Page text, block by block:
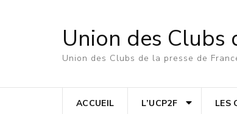
Entrée)
Union des Clubs
Union des Clubs de la presse de
ACCUEIL L’UCP2F LES